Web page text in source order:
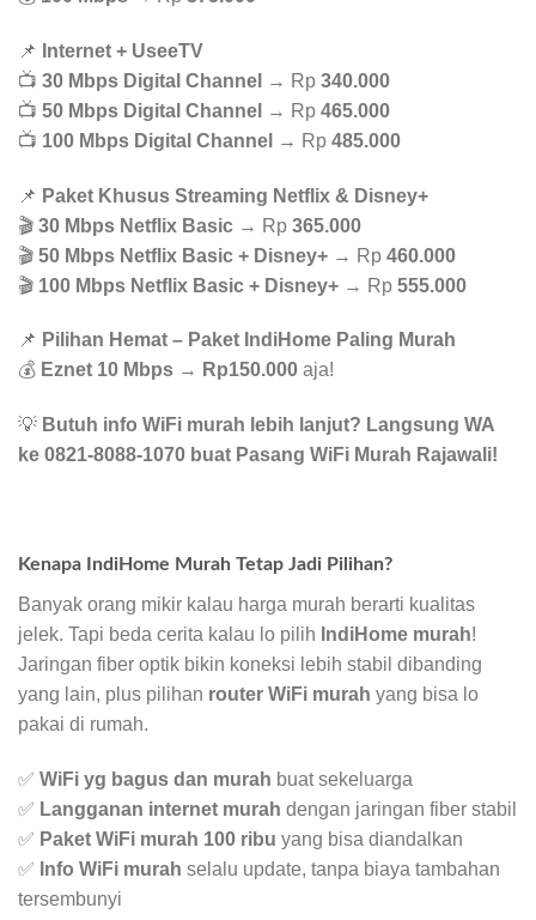
📌
Internet + UseeTV
📺 30 Mbps Digital Channel → Rp 340.000
📺 50 Mbps Digital Channel → Rp 465.000
📺 100 Mbps Digital Channel → Rp 485.000
📌 Paket Khusus Streaming Netflix & Disney+
🎬 30 Mbps Netflix Basic → Rp 365.000
🎬 50 Mbps Netflix Basic + Disney+ → Rp 460.000
🎬 100 Mbps Netflix Basic + Disney+ → Rp 555.000
📌 Pilihan Hemat – Paket IndiHome Paling Murah
💰 Eznet 10 Mbps → Rp150.000 aja!
💡 Butuh info WiFi murah lebih lanjut? Langsung WA
ke 0821-8088-1070 buat Pasang WiFi Murah Rajawali!
Kenapa IndiHome Murah Tetap Jadi Pilihan?
Banyak orang mikir kalau harga murah berarti kualitas
jelek. Tapi beda cerita kalau lo pilih IndiHome murah!
Jaringan fiber optik bikin koneksi lebih stabil dibanding
yang lain, plus pilihan router WiFi murah yang bisa lo
pakai di rumah.
✅ WiFi yg bagus dan murah buat sekeluarga
✅ Langganan internet murah dengan jaringan fiber stabil
✅ Paket WiFi murah 100 ribu yang bisa diandalkan
✅ Info WiFi murah selalu update, tanpa biaya tambahan
tersembunyi